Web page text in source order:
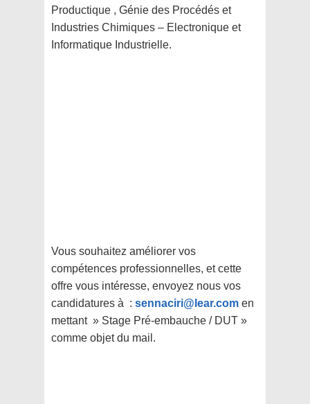
Productique , Génie des Procédés et
Industries Chimiques – Electronique et
Informatique Industrielle.
Vous souhaitez améliorer vos
compétences professionnelles, et cette
offre vous intéresse, envoyez nous vos
candidatures à : sennaciri@lear.com en
mettant » Stage Pré-embauche / DUT »
comme objet du mail.